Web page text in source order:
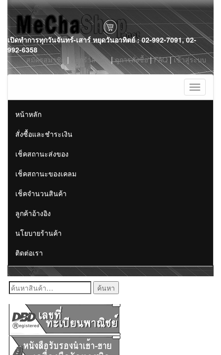
Skip
to
content
เปิดทำการทุกวันจันทร์-เสาร์ หยุดวันอาทิตย์ : 02-992-7091, 02-
992-6358
สมัครสมาชิก | ตะกร้าสินค้า|ดูการสั่งซื้อ|FAQ|เข้าสู่ระบบ
Toggle
หน้าหลัก
สั่งซื้อและชำระเงิน
เช็คสถานะส่งของ
เช็คสถานะของเคลม
เช็คจำนวนสินค้า
ลูกค้าอ้างอิง
นโยบายร้านค้า
ติดต่อเรา
ค้นหา: